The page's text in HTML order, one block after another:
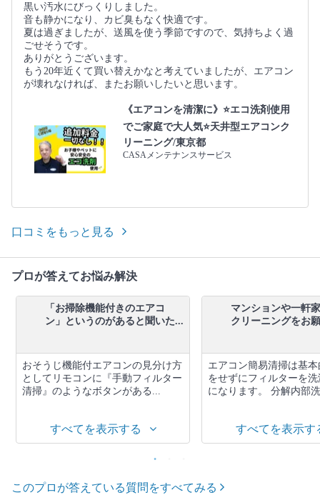
黒い汚水にびっくりしました。
音も静かになり、カビ臭もなく快適です。
夏は過ぎましたが、送風を使う季節ですので、気持ちよく過
ごせそうです。
ありがとうございます。
もう20年近くて買い替えかなと考えていましたが、エアコン
が壊れなければ、またお願いしたいと思います。
《エアコンを清潔に》⭐️エコ洗剤使用
でご家庭で大人気⭐️天井型エアコンク
リーニング/東京都
CASAメンテナンスサービス
口コミをもっと見る
プロが答えてお悩み解決
「お掃除機能付きのエアコ
ン」というのがあると聞いた...
おそうじ機能付エアコンの見分け方
としてリモコンに『手動フィルター
清掃』のようなボタンがある...
すべてを表示する
マンションや一軒
クリーニングをお
エアコン簡易清掃は基
をせずにフィルターを
になります。 分解内部
すべてを表示す
このプロが答えている質問をすべてみる